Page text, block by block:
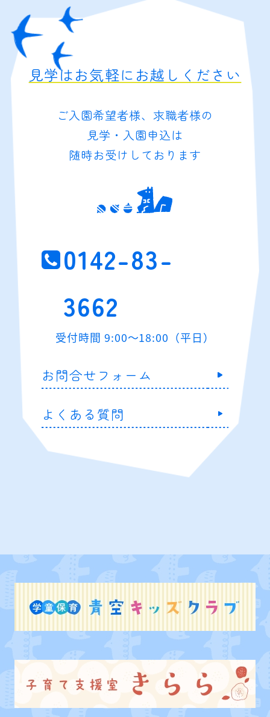
見学はお気軽にお越しください
ご入園希望者様、求職者様の
見学・入園申込は
随時お受けしております
0142-83-
3662
受付時間 9:00～18:00（平日）
お問合せフォーム
よくある質問